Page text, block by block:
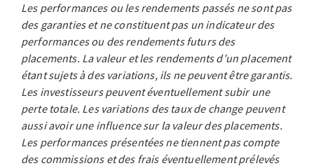
Les performances ou les rendements passés ne sont pas
des garanties et ne constituent pas un indicateur des
performances ou des rendements futurs des
placements. La valeur et les rendements d’un placement
étant sujets à des variations, ils ne peuvent être garantis.
Les investisseurs peuvent éventuellement subir une
perte totale. Les variations des taux de change peuvent
aussi avoir une influence sur la valeur des placements.
Les performances présentées ne tiennent pas compte
des commissions et des frais éventuellement prélevés